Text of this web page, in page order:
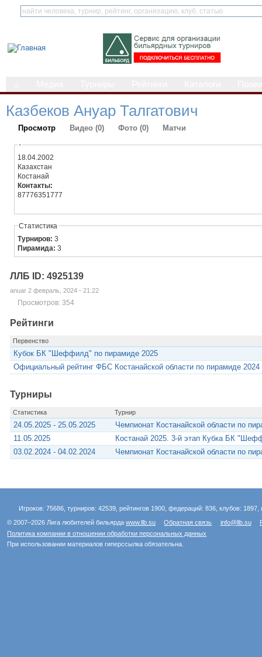
Казбеков Ануар Талгатович
Просмотр Видео (0) Фото (0) Матчи
-
18.04.2002
Казахстан
Костанай
Контакты:
87776351777
Статистика
Турниров:3
Пирамида:3
ЛЛБ ID: 4925139
anuar 2 февраль, 2024 - 21:22
Просмотров: 354
Рейтинги
Первенство
Кубок БК "Шеффилд" по пирамиде 2025
Официальный рейтинг ФБС Костанайской области по пирамиде 2024
Турниры
Статистика Турнир
24.05.2025 - 25.05.2025
Чемпионат Костанайской области по
11.05.2025
Костанай 2025. 3-й этап Кубка БК
03.02.2024 - 04.02.2024
Чемпионат Костанайской области по
Игроков: 75686, турниров: 42539, рейтингов 1900, федераций: 836, клубов:
© 2007–2026 Лига любителей бильярдаwww.llb.su Обратная связь info@llb.su
Политика компании в отношении обработки персональных данных
При использовании материалов гиперссылка обязательна.